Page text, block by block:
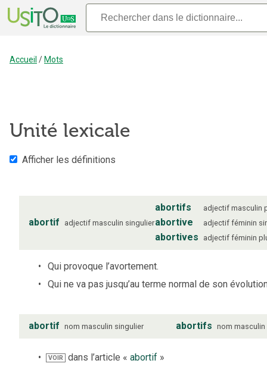
Accueil / Mots
Unité lexicale
Afficher les définitions
abortif adjectif masculin singulier
abortifs adjectif masculin
abortive adjectif féminin
abortives adjectif féminin
Qui provoque l’avortement.
Qui ne va pas jusqu’au terme normal de son
abortif nom masculin singulier abortifs nom masculin
VOIR dans l’article «abortif »